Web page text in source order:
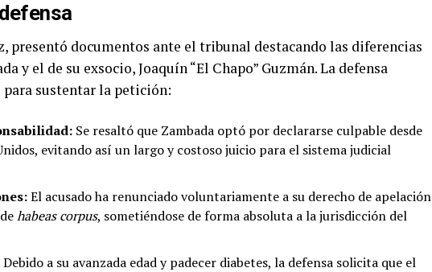
presentó documentos ante el tribunal destacando las diferencias
y el de su exsocio, Joaquín “El Chapo” Guzmán. La defensa
sustentar la petición:
Se resaltó que Zambada optó por declararse culpable desde
evitando así un largo y costoso juicio para el sistema judicial
El acusado ha renunciado voluntariamente a su derecho de apelación
habeas corpus, sometiéndose de forma absoluta a la jurisdicción del
Debido a su avanzada edad y padecer diabetes, la defensa solicita que el